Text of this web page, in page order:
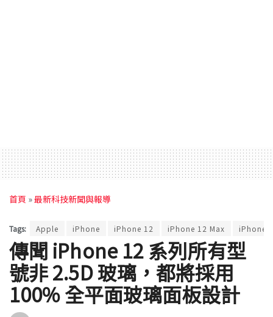
首頁 »最新科技新聞與報導
Tags: Apple iPhone iPhone 12 iPhone 12 Max iPhone
傳聞 iPhone 12 系列所有型
號非 2.5D 玻璃，都將採用
100% 全平面玻璃面板設計